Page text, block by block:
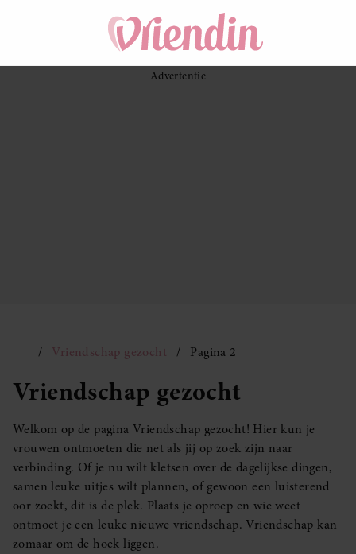
Vriendschap gezocht Pagina 2
Vriendschap gezocht
Welkom op de pagina Vriendschap gezocht! Hier kun je
vrouwen ontmoeten die net als jij op zoek zijn naar
verbinding. Of je nu wilt kletsen over de dagelijkse dingen,
samen leuke uitjes wilt plannen, of gewoon een luisterend
oor zoekt, dit is de plek. Plaats je oproep en wie weet
ontmoet je een leuke nieuwe vriendschap. Vriendschap kan
zomaar om de hoek liggen.